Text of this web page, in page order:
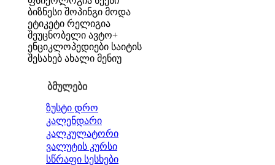
ბიზნესი შოპინგი მოდა
ეტიკეტი რელიგია
შეუცნობელი ავტო+
ენციკლოპედიები საიტის
შესახებ ახალი მენიუ
ბმულები
ზუსტი დრო
კალენდარი
კალკულატორი
ვალუტის კურსი
სწრაფი სესხები